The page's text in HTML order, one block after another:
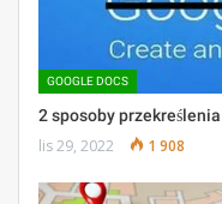
GOOGLE DOCS
2 sposoby
lis 29, 2022 1 908